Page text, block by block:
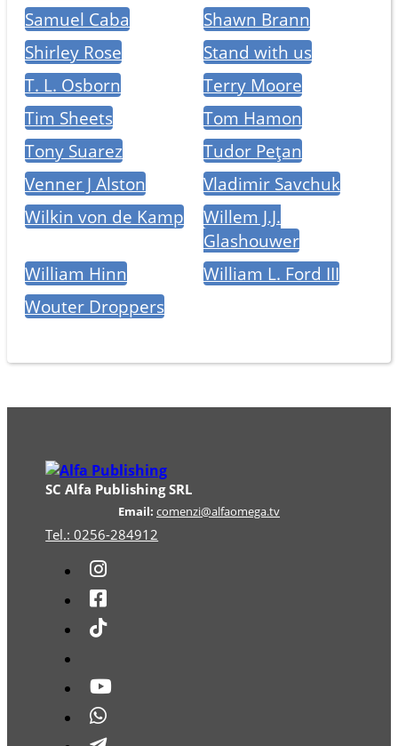
Samuel Caba
Shawn Brann
Shirley Rose
Stand with us
T. L. Osborn
Terry Moore
Tim Sheets
Tom Hamon
Tony Suarez
Tudor Pețan
Venner J Alston
Vladimir Savchuk
Wilkin von de Kamp
Willem J.J.
Glashouwer
William Hinn
William L. Ford III
Wouter Droppers
SC Alfa Publishing SRL
Email: comenzi@alfaomega.tv
Tel.: 0256-284912